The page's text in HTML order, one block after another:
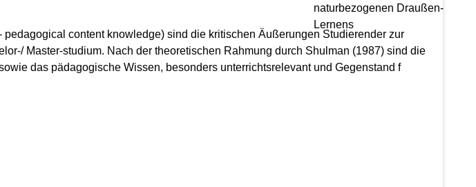
content knowledge) sind die kritischen Äußerungen Studierender zur
Master-studium. Nach der theoretischen Rahmung durch Shulman (1987) sind die
das pädagogische Wissen, besonders unterrichtsrelevant und Gegenstand f